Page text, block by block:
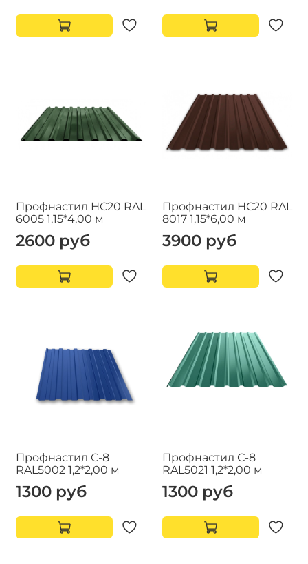
Профнастил НС20 RAL
6005 1,15*4,00 м
2600 руб
Профнастил НС20 RAL
8017 1,15*6,00 м
3900 руб
Профнастил С-8
RAL5002 1,2*2,00 м
1300 руб
Профнастил С-8
RAL5021 1,2*2,00 м
1300 руб